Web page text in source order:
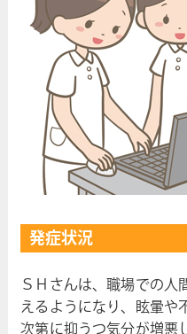
発症状況
ＳＨさんは、職場での人
えるようになり、眩暈や
次第に抑うつ気分が増悪